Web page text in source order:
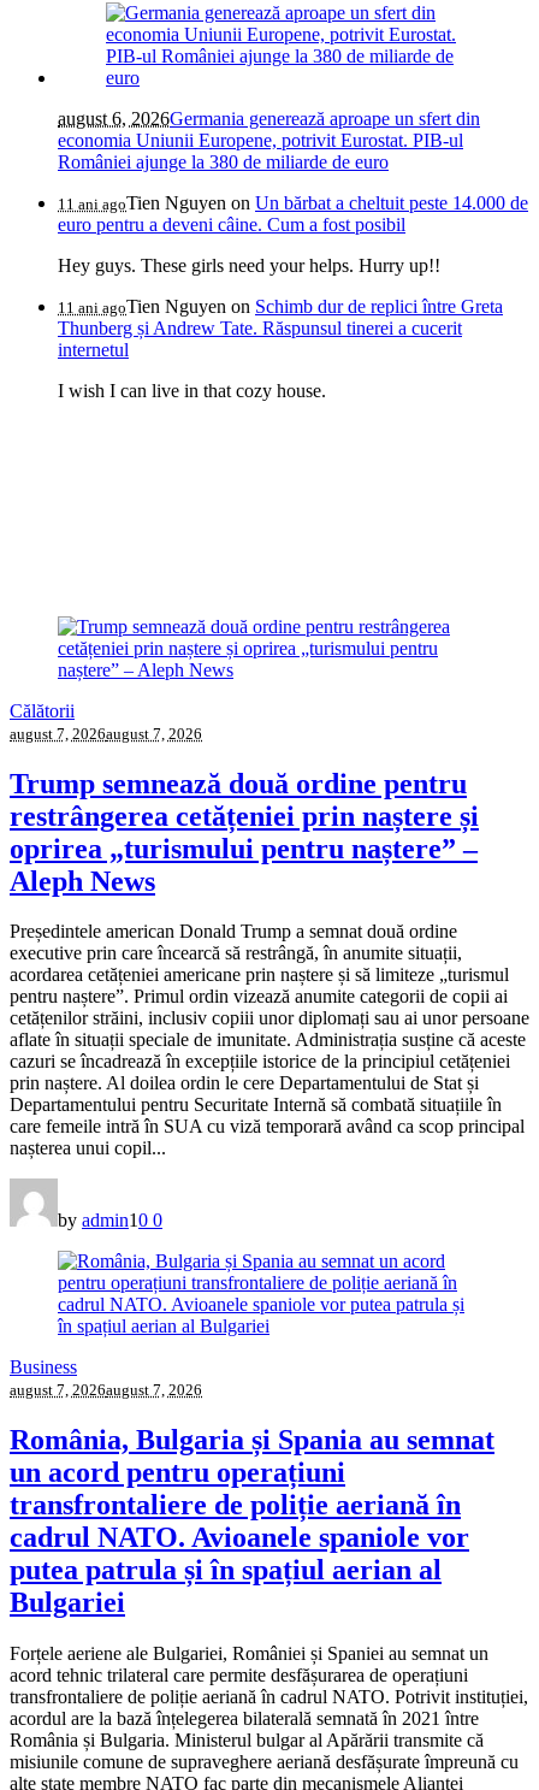
august 6, 2026Germania generează aproape un sfert din
economia Uniunii Europene, potrivit Eurostat. PIB-ul
României ajunge la 380 de miliarde de euro
11 ani agoTien Nguyen on Un bărbat a cheltuit peste 14.000 de
euro pentru a deveni câine. Cum a fost posibil
Hey guys. These girls need your helps. Hurry up!!
11 ani agoTien Nguyen on Schimb dur de replici între Greta
Thunberg și Andrew Tate. Răspunsul tinerei a cucerit
internetul
I wish I can live in that cozy house.
Călătorii
august 7, 2026august 7, 2026
Trump semnează două ordine pentru
restrângerea cetățeniei prin naștere și
oprirea „turismului pentru naștere” –
Aleph News
Președintele american Donald Trump a semnat două ordine
executive prin care încearcă să restrângă, în anumite situații,
acordarea cetățeniei americane prin naștere și să limiteze „turismul
pentru naștere”. Primul ordin vizează anumite categorii de copii ai
cetățenilor străini, inclusiv copiii unor diplomați sau ai unor persoane
aflate în situații speciale de imunitate. Administrația susține că aceste
cazuri se încadrează în excepțiile istorice de la principiul cetățeniei
prin naștere. Al doilea ordin le cere Departamentului de Stat și
Departamentului pentru Securitate Internă să combată situațiile în
care femeile intră în SUA cu viză temporară având ca scop principal
nașterea unui copil...
by admin10 0
Business
august 7, 2026august 7, 2026
România, Bulgaria și Spania au semnat
un acord pentru operațiuni
transfrontaliere de poliție aeriană în
cadrul NATO. Avioanele spaniole vor
putea patrula și în spațiul aerian al
Bulgariei
Forțele aeriene ale Bulgariei, României și Spaniei au semnat un
acord tehnic trilateral care permite desfășurarea de operațiuni
transfrontaliere de poliție aeriană în cadrul NATO. Potrivit instituției,
acordul are la bază înțelegerea bilaterală semnată în 2021 între
România și Bulgaria. Ministerul bulgar al Apărării transmite că
misiunile comune de supraveghere aeriană desfășurate împreună cu
alte state membre NATO fac parte din mecanismele Alianței